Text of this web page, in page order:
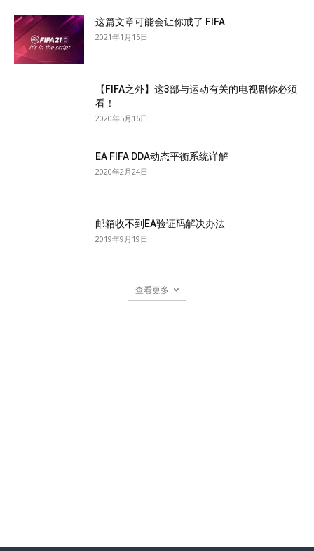
这篇文章可能会让你戒了 FIFA
2021年1月15日
【FIFA之外】这3部与运动有关的电视剧你必须
看！
2020年5月16日
EA FIFA DDA动态平衡系统详解
2020年2月24日
邮箱收不到EA验证码解决办法
2019年9月19日
查看更多